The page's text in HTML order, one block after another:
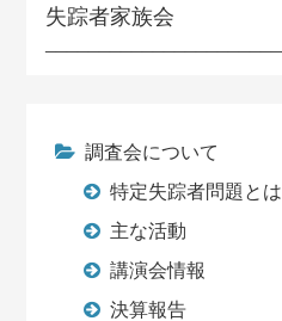
失踪者家族会
調査会について
特定失踪者問題とは
主な活動
講演会情報
決算報告